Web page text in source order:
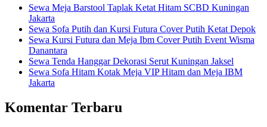
Sewa Meja Barstool Taplak Ketat Hitam SCBD Kuningan
Jakarta
Sewa Sofa Putih dan Kursi Futura Cover Putih Ketat Depok
Sewa Kursi Futura dan Meja Ibm Cover Putih Event Wisma
Danantara
Sewa Tenda Hanggar Dekorasi Serut Kuningan Jaksel
Sewa Sofa Hitam Kotak Meja VIP Hitam dan Meja IBM
Jakarta
Komentar Terbaru